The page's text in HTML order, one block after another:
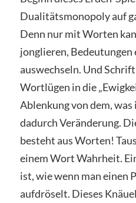
Dualitätsmonopoly auf
Denn nur mit Worten
jonglieren, Bedeutungen
auswechseln. Und
Wortlügen in die
Ablenkung von dem,
dadurch Veränderung.
besteht aus Worten!
einem Wort Wahrheit.
ist, wie wenn man einen
aufdröselt. Dieses